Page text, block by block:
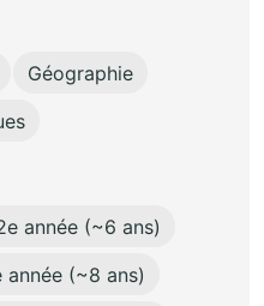
Géographie
année (~6 ans)
année (~8 ans)